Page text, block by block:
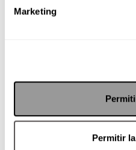
Marketing
Permitir